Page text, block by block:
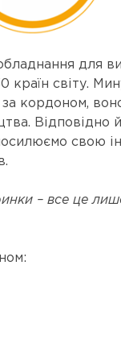
для
країн світу.
кордоном,
Відповідно
свою
– все це